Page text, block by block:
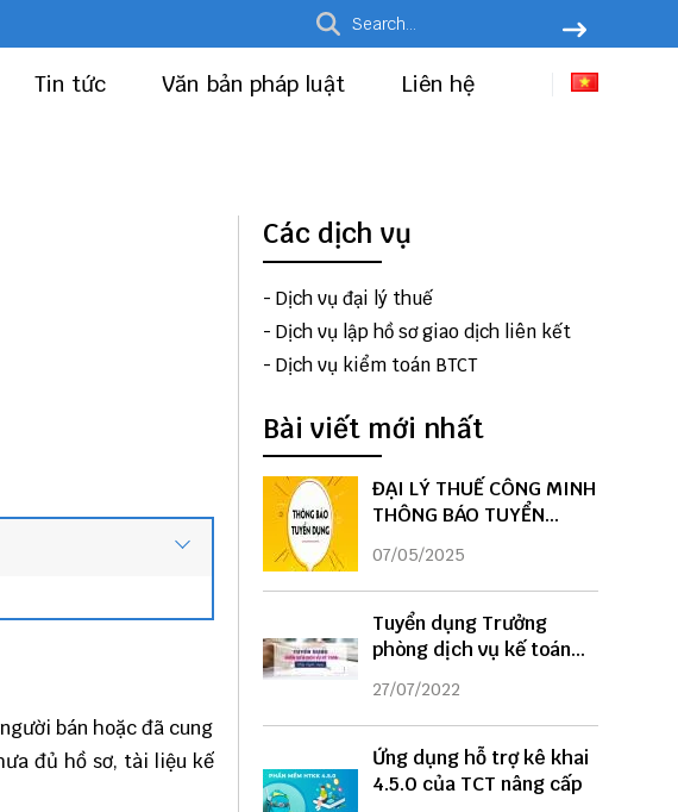
Tin tức Văn bản pháp luật Liên hệ
bán hoặc đã cung
đủ hồ sơ, tài liệu kế
Các dịch vụ
- Dịch vụ đại lý thuế
- Dịch vụ lập hồ sơ giao dịch liên kết
- Dịch vụ kiểm toán BTCT
Bài viết mới nhất
ĐẠI LÝ THUẾ CÔNG MINH
THÔNG BÁO TUYỂN
DỤNG
07/05/2025
Tuyển dụng Trưởng
phòng dịch vụ kế toán
năm 2022
27/07/2022
Ứng dụng hỗ trợ kê khai
4.5.0 của TCT nâng cấp